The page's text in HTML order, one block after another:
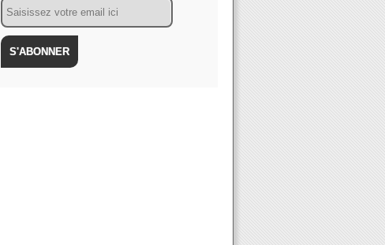
Email